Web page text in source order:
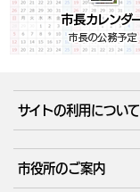
サイトの利用について
市役所のご案内